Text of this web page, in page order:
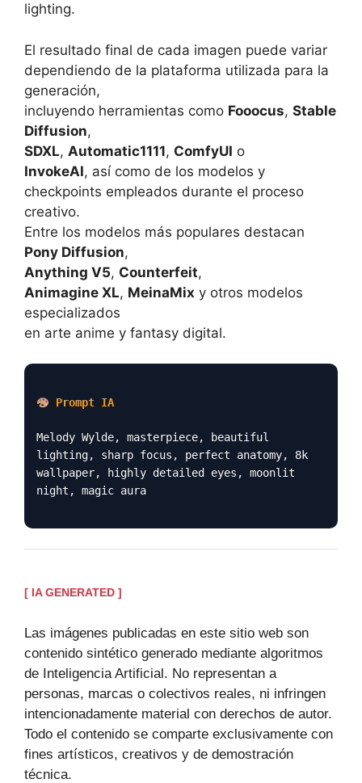
lighting.
El resultado final de cada imagen puede variar
dependiendo de la plataforma utilizada para la
generación,
incluyendo herramientas como Fooocus, Stable
Diffusion,
SDXL, Automatic1111, ComfyUI o
InvokeAI, así como de los modelos y
checkpoints empleados durante el proceso
creativo.
Entre los modelos más populares destacan
Pony Diffusion,
Anything V5, Counterfeit,
Animagine XL, MeinaMix y otros modelos
especializados
en arte anime y fantasy digital.
Prompt IA
Melody Wylde, masterpiece, beautiful
lighting, sharp focus, perfect anatomy, 8k
wallpaper, highly detailed eyes, moonlit
night, magic aura
[ IA GENERATED ]
Las imágenes publicadas en este sitio web son
contenido sintético generado mediante algoritmos
de Inteligencia Artificial. No representan a
personas, marcas o colectivos reales, ni infringen
intencionadamente material con derechos de autor.
Todo el contenido se comparte exclusivamente con
fines artísticos, creativos y de demostración
técnica.